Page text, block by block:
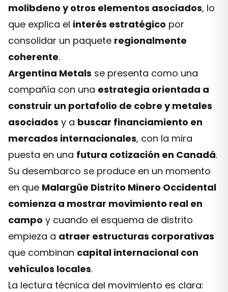
molibdeno y otros elementos asociados, lo
que explica el interés estratégico por
consolidar un paquete regionalmente
coherente.
Argentina Metals se presenta como una
compañía con una estrategia orientada a
construir un portafolio de cobre y metales
asociados y a buscar financiamiento en
mercados internacionales, con la mira
puesta en una futura cotización en Canadá.
Su desembarco se produce en un momento
en que Malargüe Distrito Minero Occidental
comienza a mostrar movimiento real en
campo y cuando el esquema de distrito
empieza a atraer estructuras corporativas
que combinan capital internacional con
vehículos locales.
La lectura técnica del movimiento es clara: